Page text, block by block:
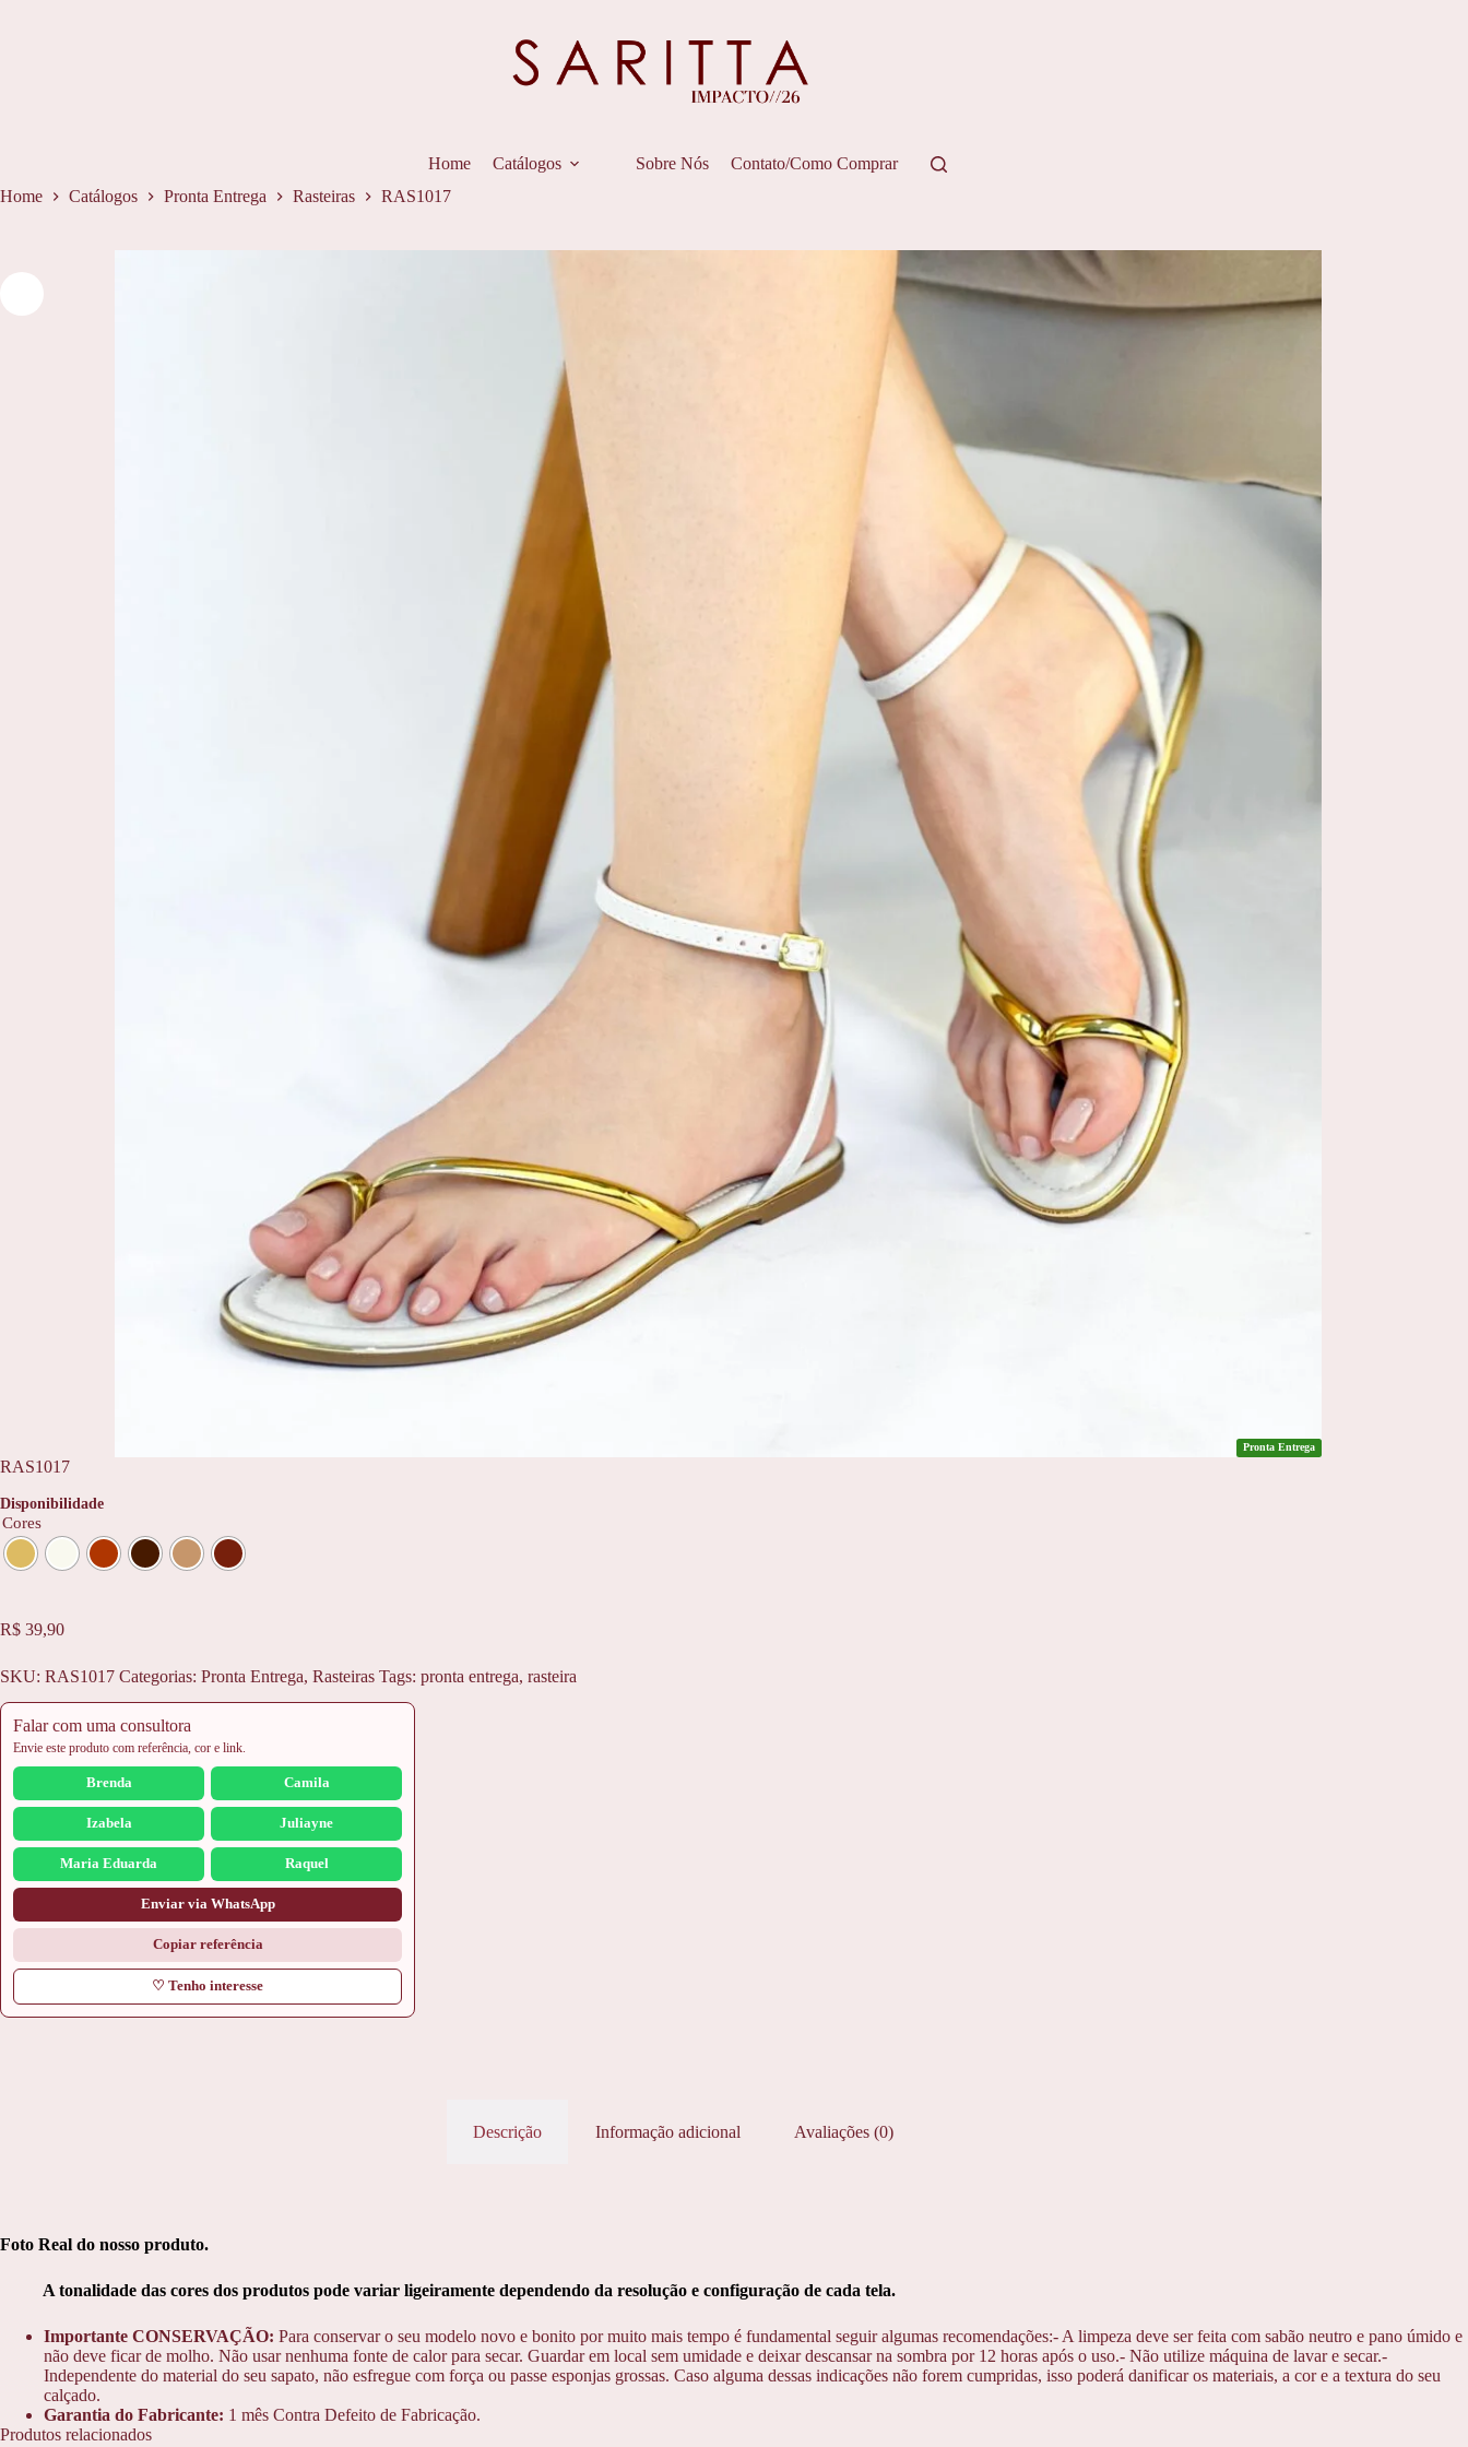
Home Catálogos Sobre Nós
Contato/Como Comprar
Home
Catálogos Pronta Entrega Rasteiras RAS1017
Pronta Entrega
RAS1017
Disponibilidade
Cores
R$ 39,90
SKU: RAS1017 Categorias: Pronta Entrega, Rasteiras Tags: pronta entrega, rasteira
Falar com uma consultora
Envie este produto com referência, cor e link.
Brenda Camila
Izabela Juliayne
Maria Eduarda Raquel
Enviar via WhatsApp
Copiar referência
♡ Tenho interesse
Descrição Informação adicional Avaliações (0)
Foto Real do nosso produto.
A tonalidade das cores dos produtos pode variar ligeiramente dependendo da resolução e configuração de cada tela.
Importante CONSERVAÇÃO: Para conservar o seu modelo novo e bonito por muito mais tempo é fundamental seguir algumas recomendações:- A limpeza deve ser feita com sabão neutro e pano úmido e
não deve ficar de molho. Não usar nenhuma fonte de calor para secar. Guardar em local sem umidade e deixar descansar na sombra por 12 horas após o uso.- Não utilize máquina de lavar e secar.-
Independente do material do seu sapato, não esfregue com força ou passe esponjas grossas. Caso alguma dessas indicações não forem cumpridas, isso poderá danificar os materiais, a cor e a textura do seu
calçado.
Garantia do Fabricante: 1 mês Contra Defeito de Fabricação.
Produtos relacionados